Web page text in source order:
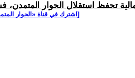
تحفظ استقلال الحوار
[اشترك في قناة ‫«الحوار